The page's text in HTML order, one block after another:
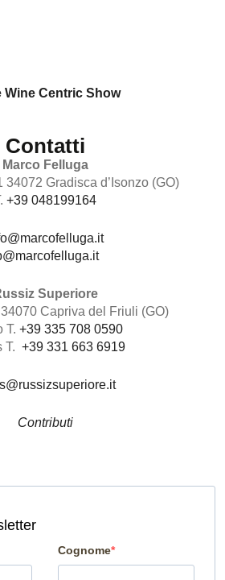
Wine Centric Show
Contatti
Marco Felluga
34072 Gradisca d’Isonzo (GO)
+39 048199164
Superiore
Capriva del Friuli (GO)
T. +39 335 708 0590
T. +39 331 663 6919
Contributi
Cognome